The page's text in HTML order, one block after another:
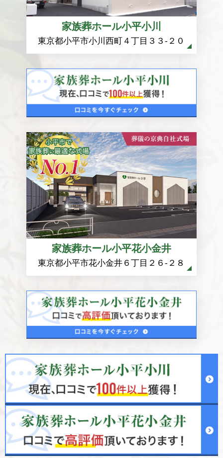
家族葬ホール小平小川
東京都小平市小川西町４丁目３３-２０
家族葬ホール小平花小金井
東京都小平市花小金井６丁目２６-２８